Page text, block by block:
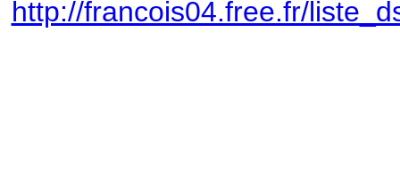
http://francois04.free.fr/